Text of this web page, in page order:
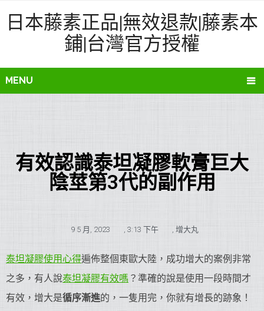
日本藤素正品|無效退款|藤素本
鋪|台灣官方授權
MENU
有效認識泰坦凝膠軟膏巨大
陰莖第3代的副作用
9 5 月, 2023 , 3:13 下午 , 增大丸
泰坦凝膠使用心得遍佈整個東歐大陸，成功增大的案例非常
之多，有人說泰坦凝膠有效嗎 ？準確的說是使用一段時間才
有效，增大是循序漸進的，一隻用完，你就有增長的跡象！